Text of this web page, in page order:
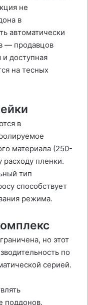
не
в
автоматически
— продавцов
доступная
на тесных
в
материала (250-
расходу пленки.
тип
способствует
режима.
но этот
по
серией.
поддонов.